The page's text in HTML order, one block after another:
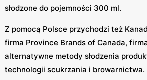
słodzone do pojemności 300 ml.
Z pomocą Polsce przychodzi też
firma Province Brands of Canada,
alternatywne metody słodzenia
technologii scukrzania i browarnictwa.